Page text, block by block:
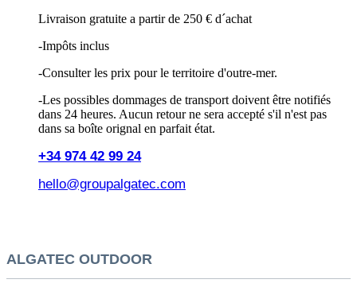
Livraison gratuite a partir de 250 € d´achat
-Impôts inclus
-Consulter les prix pour le territoire d'outre-mer.
-Les possibles dommages de transport doivent être notifiés
dans 24 heures. Aucun retour ne sera accepté s'il n'est pas
dans sa boîte orignal en parfait état.
+34 974 42 99 24
hello@groupalgatec.com
ALGATEC OUTDOOR